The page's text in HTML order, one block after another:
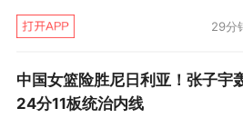
那也是他们最得意的一段时
年底开始带我们，一直带了
标就是为了99奥运会和02世
29分
中国女篮险胜尼日利亚！张子宇
24分11板统治内线